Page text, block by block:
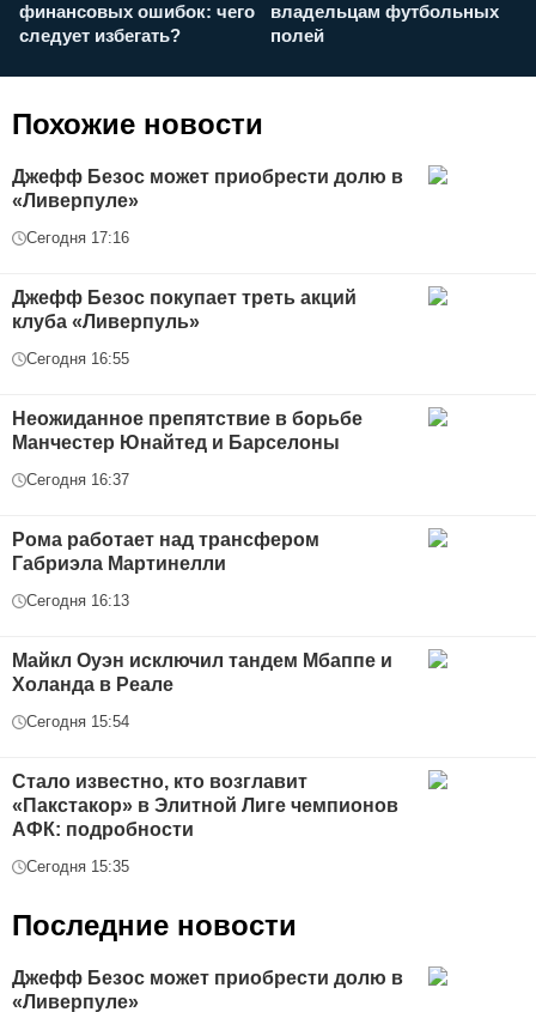
финансовых ошибок: чего
следует избегать?
владельцам футбольных
полей
Похожие новости
Джефф Безос может приобрести долю в
«Ливерпуле»
Сегодня 17:16
Джефф Безос покупает треть акций
клуба «Ливерпуль»
Сегодня 16:55
Неожиданное препятствие в борьбе
Манчестер Юнайтед и Барселоны
Сегодня 16:37
Рома работает над трансфером
Габриэла Мартинелли
Сегодня 16:13
Майкл Оуэн исключил тандем Мбаппе и
Холанда в Реале
Сегодня 15:54
Стало известно, кто возглавит
«Пакстакор» в Элитной Лиге чемпионов
АФК: подробности
Сегодня 15:35
Последние новости
Джефф Безос может приобрести долю в
«Ливерпуле»